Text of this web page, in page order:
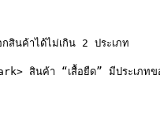
กสินค้าได้ไม่เกิน 2 ประเภท
นค้า “เสื้อยืด” มีประเภทขอ